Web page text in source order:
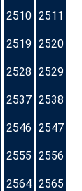
2510 2511
2519 2520
2528 2529
2537 2538
2546 2547
2555 2556
2564 2565